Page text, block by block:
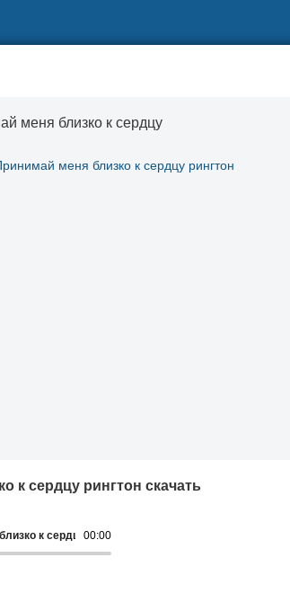
меня близко к сердцу
меня близко к сердцу рингтон
к сердцу рингтон скачать
00:00
к сердцу